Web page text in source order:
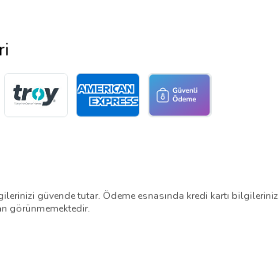
güvende tutar. Ödeme esnasında kredi kartı bilgileriniz
görünmemektedir.